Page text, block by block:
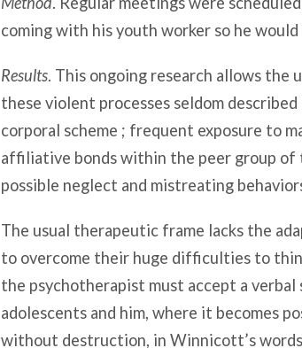
coming with his youth worker so he
Results. This ongoing research allows the
these violent processes seldom
corporal scheme ; frequent exposure to
affiliative bonds within the peer group of
possible neglect and mistreating
The usual therapeutic frame lacks the
to overcome their huge difficulties to
the psychotherapist must accept a
adolescents and him, where it becomes
without destruction, in Winnicott’s